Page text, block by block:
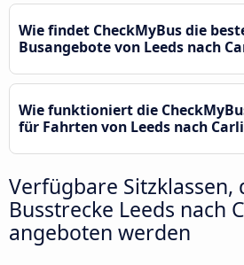
Wie findet CheckMyBus die
Busangebote von Leeds nach
Wie funktioniert die
für Fahrten von Leeds nach
Verfügbare Sitzklassen,
Busstrecke Leeds nach
angeboten werden